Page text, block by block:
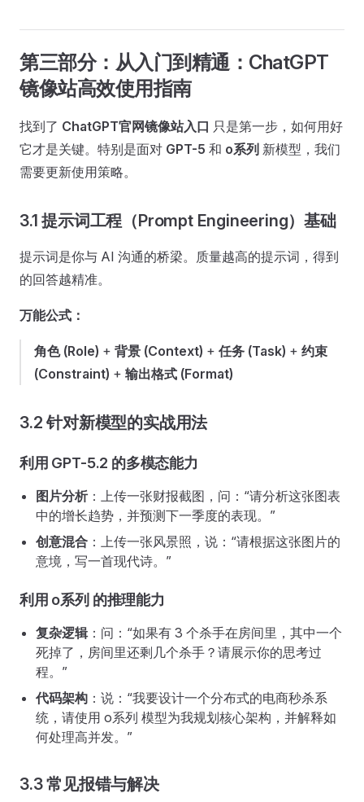
第三部分：从入门到精通：ChatGPT
镜像站高效使用指南
找到了 ChatGPT官网镜像站入口 只是第一步，如何用好
它才是关键。特别是面对 GPT-5 和 o系列 新模型，我们
需要更新使用策略。
3.1 提示词工程（Prompt Engineering）基础
提示词是你与 AI 沟通的桥梁。质量越高的提示词，得到
的回答越精准。
万能公式：
角色 (Role) + 背景 (Context) + 任务 (Task) + 约束
(Constraint) + 输出格式 (Format)
3.2 针对新模型的实战用法
利用 GPT-5.2 的多模态能力
图片分析：上传一张财报截图，问：“请分析这张图表
中的增长趋势，并预测下一季度的表现。”
创意混合 ：上传一张风景照，说：“请根据这张图片的
意境，写一首现代诗。”
利用 o系列 的推理能力
复杂逻辑：问：“如果有 3 个杀手在房间里，其中一个
死掉了，房间里还剩几个杀手？请展示你的思考过
程。”
代码架构 ：说：“我要设计一个分布式的电商秒杀系
统，请使用 o系列 模型为我规划核心架构，并解释如
何处理高并发。”
3.3 常见报错与解决